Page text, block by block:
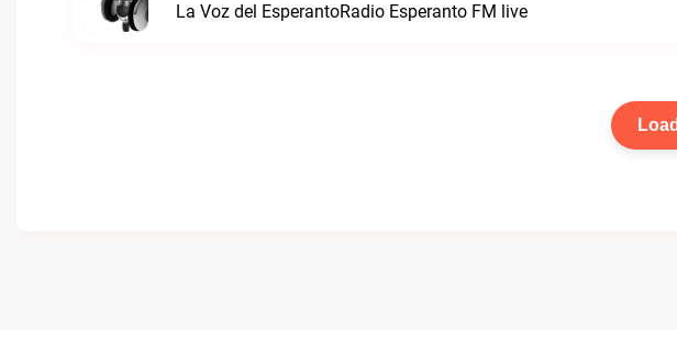
La Voz del EsperantoRadio Esperanto FM live